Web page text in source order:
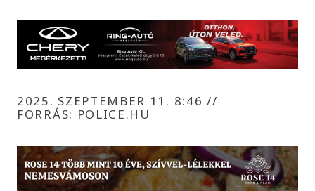
2025. SZEPTEMBER 11. 8:46//
FORRÁS: POLICE.HU